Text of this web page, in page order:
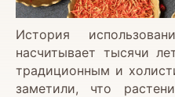
История
насчитывает тысячи
традиционным и
заметили, что